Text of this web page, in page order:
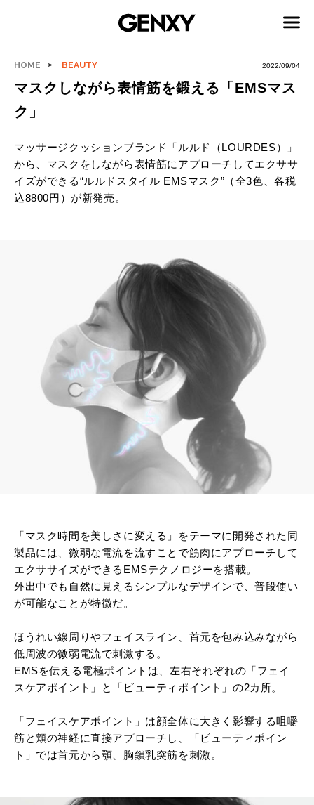
HOME BEAUTY 2022/09/04
マスクしながら表情筋を鍛える「EMSマス
ク」
マッサージクッションブランド「ルルド（LOURDES）」
から、マスクをしながら表情筋にアプローチしてエクササ
イズができる“ルルドスタイル EMSマスク”（全3色、各税
込8800円）が新発売。
「マスク時間を美しさに変える」をテーマに開発された同
製品には、微弱な電流を流すことで筋肉にアプローチして
エクササイズができるEMSテクノロジーを搭載。
外出中でも自然に見えるシンプルなデザインで、普段使い
が可能なことが特徴だ。
ほうれい線周りやフェイスライン、首元を包み込みながら
低周波の微弱電流で刺激する。
EMSを伝える電極ポイントは、左右それぞれの「フェイ
スケアポイント」と「ビューティポイント」の2カ所。
「フェイスケアポイント」は顔全体に大きく影響する咀嚼
筋と頬の神経に直接アプローチし、「ビューティポイン
ト」では首元から顎、胸鎖乳突筋を刺激。